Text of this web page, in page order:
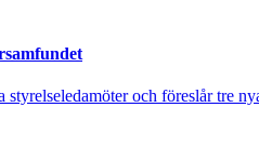
och föreslår tre